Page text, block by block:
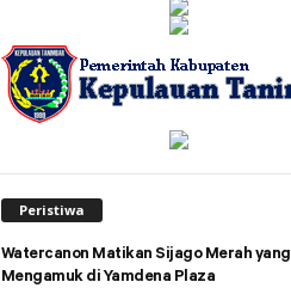
Peristiwa
Watercanon Matikan Sijago Merah yang
Mengamuk di Yamdena Plaza